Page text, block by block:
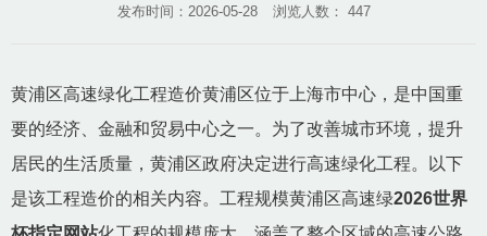
发布时间：2026-05-28 浏览人数： 447
黄浦区高速绿化工程造价黄浦区位于上海市中心，是中国重
要的经济、金融和贸易中心之一。为了改善城市环境，提升
居民的生活质量，黄浦区政府决定进行高速绿化工程。以下
是该工程造价的相关内容。工程规模黄浦区高速绿2026世界